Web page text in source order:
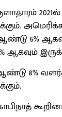
2021ல்
6%
ஆகவும்
8%